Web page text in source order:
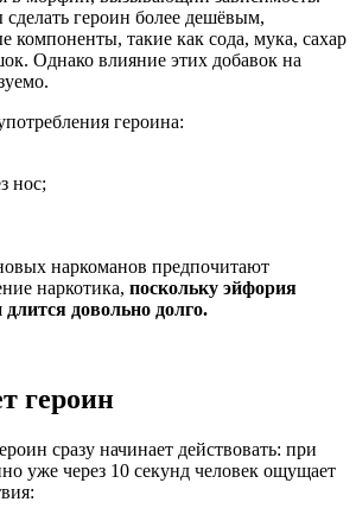
героин более дешёвым,
компоненты, такие как сода, мука, сахар
Однако влияние этих добавок на
героина:
нос;
наркоманов предпочитают
наркотика, поскольку эйфория
довольно долго.
героин
сразу начинает действовать: при
уже через 10 секунд человек ощущает